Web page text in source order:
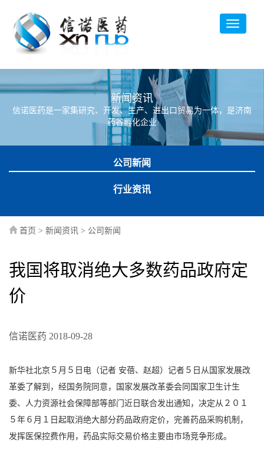
新闻资讯
信诺医药是一家集研究、开发、生产、进出口贸易为一体，是济南
药谷孵化企业
公司新闻
行业资讯
首页 > 新闻资讯 > 公司新闻
我国将取消绝大多数药品政府定
价
信诺医药 2018-09-28
新华社北京５月５日电（记者 安蓓、赵超）记者５日从国家发展改
革委了解到，经国务院同意，国家发展改革委会同国家卫生计生
委、人力资源社会保障部等部门近日联合发出通知，决定从２０１
５年６月１日起取消绝大部分药品政府定价，完善药品采购机制，
发挥医保控费作用，药品实际交易价格主要由市场竞争形成。